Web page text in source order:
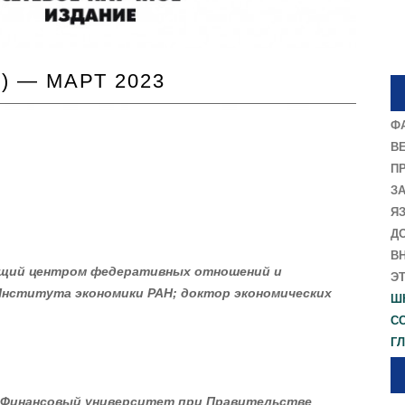
— МАРТ 2023
центром федеративных отношений и
экономики РАН; доктор экономических
Финансовый университет при Правительстве